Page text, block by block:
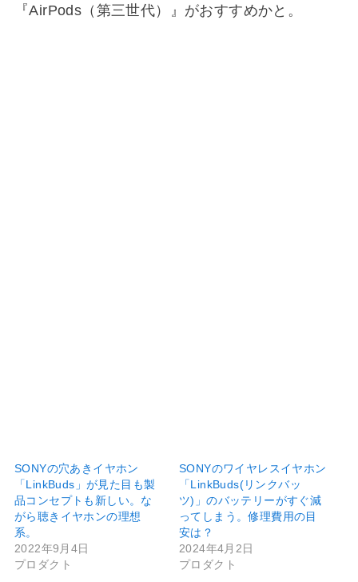
『AirPods（第三世代）』がおすすめかと。
SONYの穴あきイヤホン
「LinkBuds」が見た目も製
品コンセプトも新しい。な
がら聴きイヤホンの理想
系。
2022年9月4日
プロダクト
SONYのワイヤレスイヤホン
「LinkBuds(リンクバッ
ツ)」のバッテリーがすぐ減
ってしまう。修理費用の目
安は？
2024年4月2日
プロダクト